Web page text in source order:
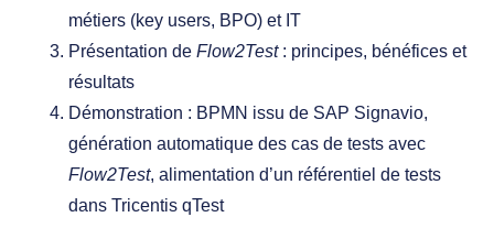
métiers (key users, BPO) et IT
Présentation deFlow2Test: principes, bénéfices et
résultats
Démonstration : BPMN issu de SAP Signavio,
génération automatique des cas de tests avec
Flow2Test, alimentation d’un référentiel de tests
dans Tricentis qTest